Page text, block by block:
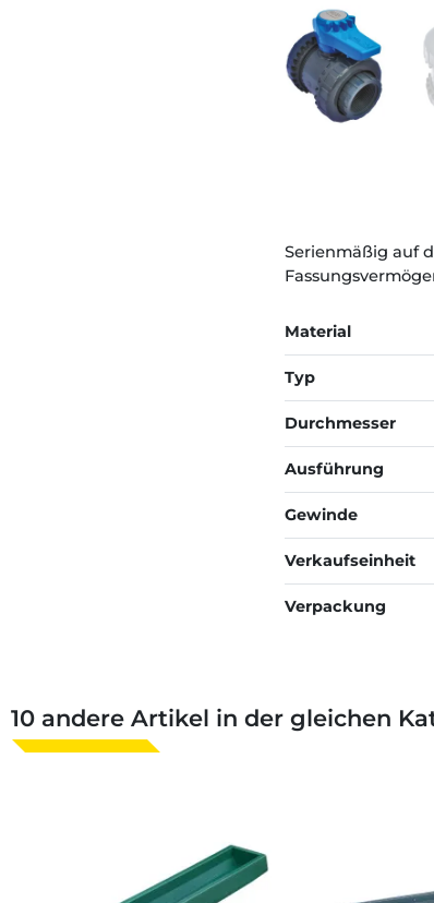
Serienmäßig auf
Material
Typ
Durchmesser
Ausführung
Gewinde
Verkaufseinheit
Verpackung
10 andere Artikel in der gleichen